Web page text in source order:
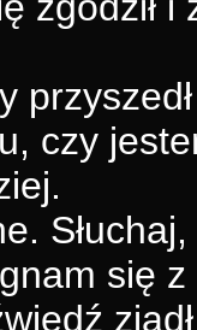
czy
się